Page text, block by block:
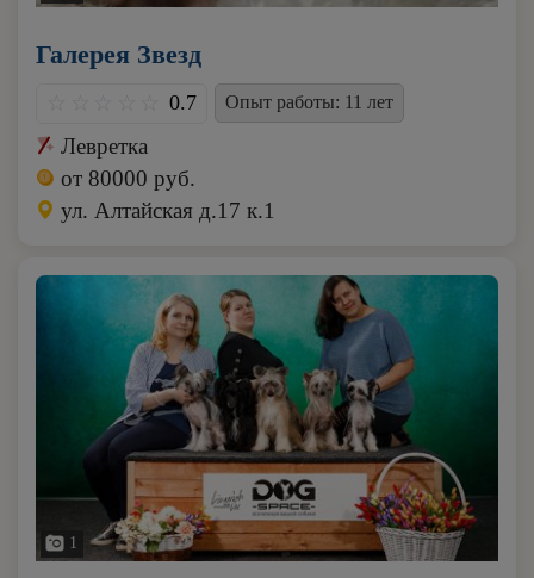
Галерея Звезд
0.7 Опыт работы: 11 лет
Левретка
от 80000 руб.
ул. Алтайская д.17 к.1
1